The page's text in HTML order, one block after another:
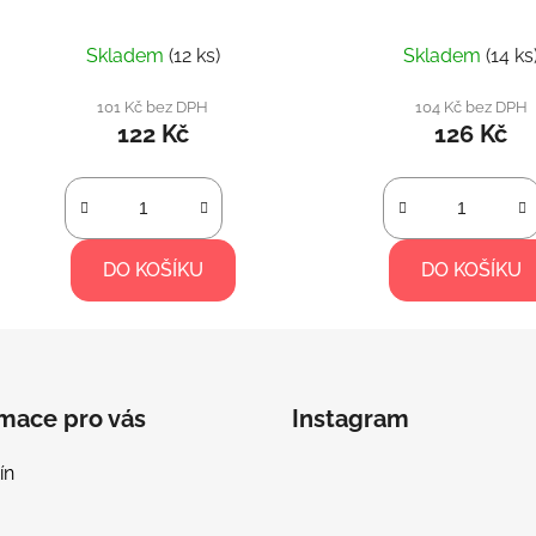
Skladem (12 ks)
101 Kč bez DPH
122 Kč
DO KOŠÍKU
Skladem(14
104 Kč bez DPH
126 Kč
DO KOŠÍKU
pro vás Instagram